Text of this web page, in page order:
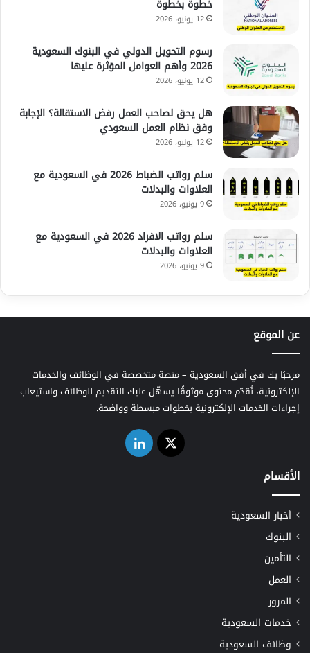
خطوة بخطوة
12 يونيو، 2026
رسوم التحويل الدولي في البنوك السعودية
2026 وأهم العوامل المؤثرة عليها
12 يونيو، 2026
هل يحق لصاحب العمل رفض الاستقالة؟ الإجابة
وفق نظام العمل السعودي
12 يونيو، 2026
سلم رواتب الضباط 2026 في السعودية مع
العلاوات والبدلات
9 يونيو، 2026
سلم رواتب الافراد 2026 في السعودية مع
العلاوات والبدلات
9 يونيو، 2026
عن الموقع
مرحبًا بك في أفق السعودية – منصة متخصصة في الوظائف والخدمات
الإلكترونية، نُقدّم محتوى موثوقًا يسهّل عليك التقديم للوظائف واستيعاب
إجراءات الخدمات الإلكترونية بخطوات مبسطة وواضحة.
‫X لينكدإن
الأقسام
أخبار السعودية
البنوك
التأمين
العمل
المرور
خدمات السعودية
وظائف السعودية